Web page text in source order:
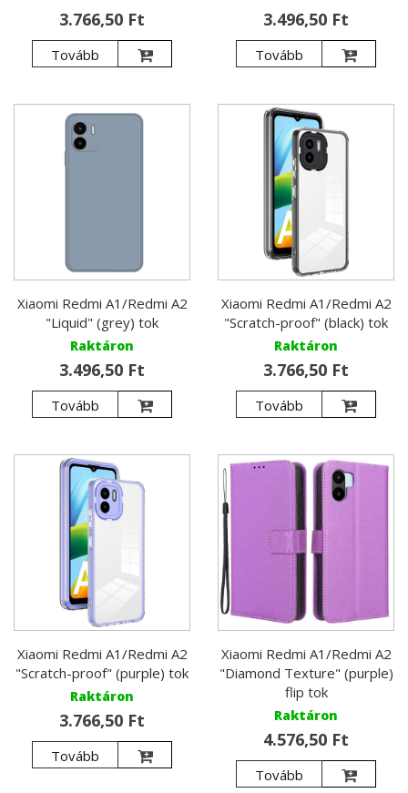
3.766,50 Ft
Tovább
3.496,50 Ft
Tovább
Xiaomi Redmi A1/Redmi A2
"Liquid" (grey) tok
Raktáron
3.496,50 Ft
Tovább
Xiaomi Redmi A1/Redmi A2
"Scratch-proof" (black) tok
Raktáron
3.766,50 Ft
Tovább
Xiaomi Redmi A1/Redmi A2
"Scratch-proof" (purple) tok
Raktáron
3.766,50 Ft
Tovább
Xiaomi Redmi A1/Redmi A2
"Diamond Texture" (purple)
flip tok
Raktáron
4.576,50 Ft
Tovább